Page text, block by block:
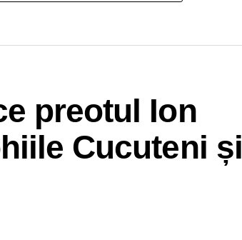
preotul Ion
Cucuteni și